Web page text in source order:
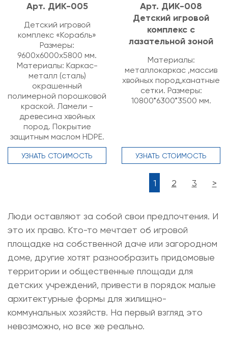
Арт. ДИК-005
Детский игровой
комплекс «Корабль»
Размеры:
9600х6000х5800 мм.
Материалы: Каркас-
металл (сталь)
окрашенный
полимерной порошковой
краской. Ламели -
древесина хвойных
пород. Покрытие
защитным маслом HDPE.
УЗНАТЬ СТОИМОСТЬ
Арт. ДИК-008
Детский игровой
комплекс с
лазательной зоной
Материалы:
металлокаркас ,массив
хвойных пород,канатные
сетки. Размеры:
10800*6300*3500 мм.
УЗНАТЬ СТОИМОСТЬ
1 2 3 >
Люди оставляют за собой свои предпочтения. И
это их право. Кто-то мечтает об игровой
площадке на собственной даче или загородном
доме, другие хотят разнообразить придомовые
территории и общественные площади для
детских учреждений, привести в порядок малые
архитектурные формы для жилищно-
коммунальных хозяйств. На первый взгляд это
невозможно, но все же реально.